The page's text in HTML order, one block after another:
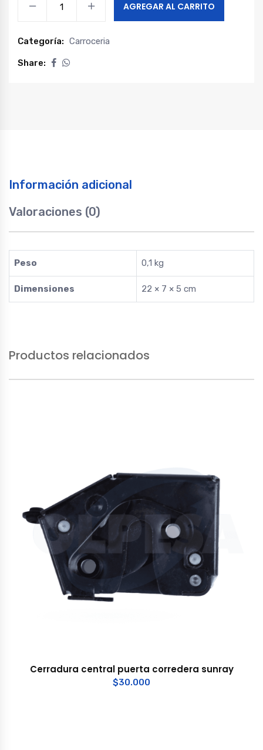
corredera
sunray
AGREGAR AL CARRITO
Categoría: Carroceria
Share:
Información adicional
Valoraciones (0)
Peso 0,1 kg
Dimensiones 22 × 7 × 5 cm
Productos relacionados
Cerradura central puerta corredera sunray
$30.000